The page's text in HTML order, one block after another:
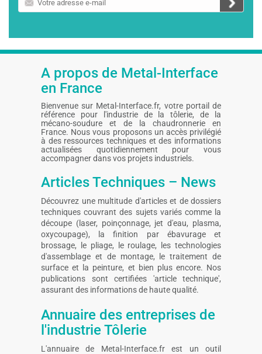
adresse
A propos de Metal-Interface
en France
Bienvenue sur Metal-Interface.fr, votre portail de
référence pour l'industrie de la tôlerie, de la
mécano-soudure et de la chaudronnerie en
France. Nous vous proposons un accès privilégié
à des ressources techniques et des informations
actualisées quotidiennement pour vous
accompagner dans vos projets industriels.
Articles Techniques – News
Découvrez une multitude d'articles et de dossiers
techniques couvrant des sujets variés comme la
découpe (laser, poinçonnage, jet d'eau, plasma,
oxycoupage), la finition par ébavurage et
brossage, le pliage, le roulage, les technologies
d'assemblage et de montage, le traitement de
surface et la peinture, et bien plus encore. Nos
publications sont certifiées 'article technique',
assurant des informations de haute qualité.
Annuaire des entreprises de
l'industrie Tôlerie
L'annuaire de Metal-Interface.fr est un outil